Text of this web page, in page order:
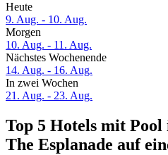
Heute
9. Aug. - 10. Aug.
Morgen
10. Aug. - 11. Aug.
Nächstes Wochenende
14. Aug. - 16. Aug.
In zwei Wochen
21. Aug. - 23. Aug.
Top 5 Hotels mit Pool
The Esplanade auf